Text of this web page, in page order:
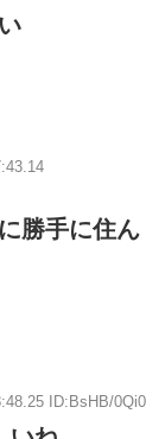
勝手に住ん
ID:BsHB/0Qi0